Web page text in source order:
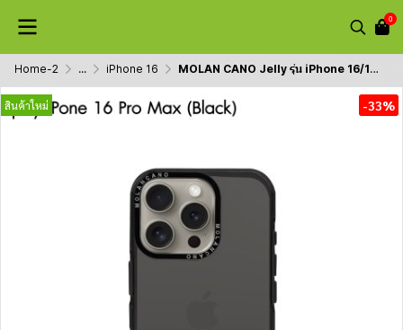
0
Home-2 ... iPhone 16 MOLAN CANO Jelly รุ่น iPhone 16/16 Plus/16pro/16promax เคสนิ่ม เนื้อใสเจลลี่ สำหรับไอโฟน กันรอยขีดข่วน
สินค้าใหม่ -33%